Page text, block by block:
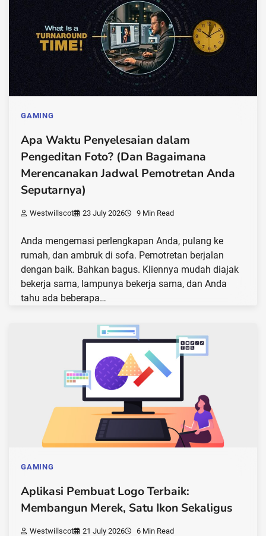
GAMING
Apa Waktu Penyelesaian dalam
Pengeditan Foto? (Dan Bagaimana
Merencanakan Jadwal Pemotretan Anda
Seputarnya)
Westwillscot 23 July 2026 9 Min Read
Anda mengemasi perlengkapan Anda, pulang ke
rumah, dan ambruk di sofa. Pemotretan berjalan
dengan baik. Bahkan bagus. Kliennya mudah diajak
bekerja sama, lampunya bekerja sama, dan Anda
tahu ada beberapa…
GAMING
Aplikasi Pembuat Logo Terbaik:
Membangun Merek, Satu Ikon Sekaligus
Westwillscot 21 July 2026 6 Min Read